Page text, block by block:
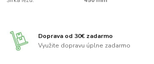
Doprava od 30€ zadarmo
Využite dopravu úplne zadarmo